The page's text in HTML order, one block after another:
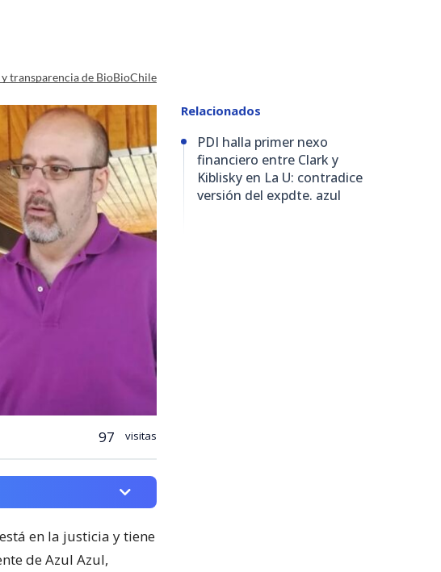
y transparencia de BioBioChile
97 visitas
en la justicia y tiene
de Azul Azul,
Relacionados
PDI halla primer nexo
financiero entre Clark y
Kiblisky en La U: contradice
versión del expdte. azul